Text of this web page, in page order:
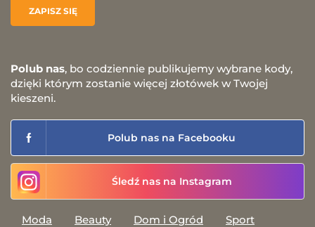
Polub nas, bo codziennie publikujemy wybrane kody,
dzięki którym zostanie więcej złotówek w Twojej
kieszeni.
Polub nas na Facebooku
Śledź nas na Instagram
Moda Beauty Dom i Ogród
Sport